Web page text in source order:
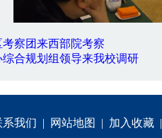
考察团来西部院考察
合规划组领导来我校调研
系我们 | 网站地图 | 加入收藏|